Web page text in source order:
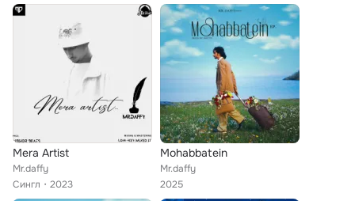
Mera Artist
Mr.daffy
Сингл
2023
Mohabbatein
Mr.daffy
2025